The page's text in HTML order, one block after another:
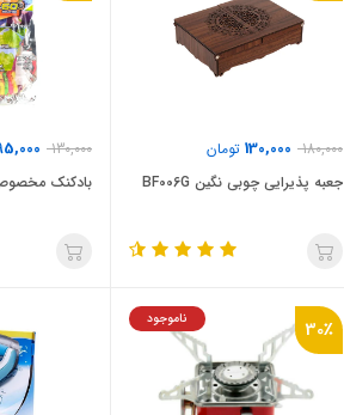
180,000
130,000 تومان
جعبه پذیرایی چوبی نگین BF006G
130,000
بادکنک
30٪ ناموجود